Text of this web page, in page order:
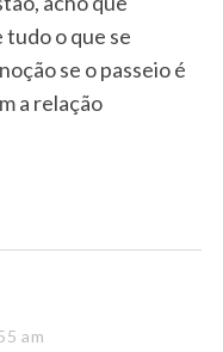
o que se
se o passeio é
a relação
am